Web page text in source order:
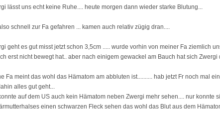
lässt uns echt keine Ruhe.... heute morgen dann wieder starke Blutung...
schnell zur Fa gefahren ... kamen auch relativ zügig dran....
geht es gut misst jetzt schon 3,5cm ..... wurde vorhin von meiner Fa ziemlich
erst nicht bewegt hat.. aber nach einigem gewackel am Bauch hat sich Zwergi
Fa meint das wohl das Hämatom am abbluten ist.......... hab jetzt Fr noch mal
alles gut geht...
auf dem US auch kein Hämatom neben Zwergi mehr sehen.... nur konnte
einen schwarzen Fleck sehen das wohl das Blut aus dem